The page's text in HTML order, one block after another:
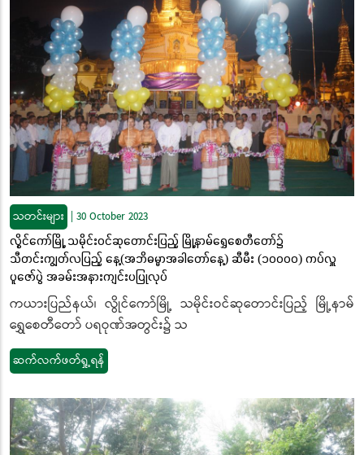
သတင်းများ | 30 October 2023
လွိုင်ကော်မြို့ သမိုင်းဝင်ဆုတောင်းပြည့် မြို့နာမ်ရွှေစေတီတော်၌
သီတင်းကျွတ်လပြည့် နေ့(အဘိဓမ္မာအခါတော်နေ့) ဆီမီး (၁၀၀၀၀) ကပ်လှူ
ပူဇော်ပွဲ အခမ်းအနားကျင်းပပြုလုပ်
ကယားပြည်နယ်၊ လွိုင်ကော်မြို့ သမိုင်းဝင်ဆုတောင်းပြည့် မြို့နာမ်
ရွှေစေတီတော် ပရဝုဏ်အတွင်း၌ သ
ဆက်လက်ဖတ်ရှု့ရန်